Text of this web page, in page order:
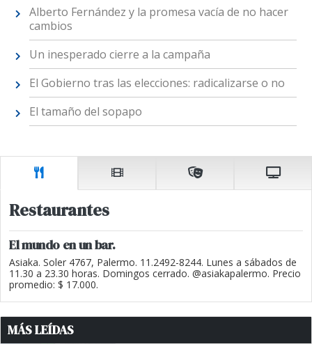
Alberto Fernández y la promesa vacía de no hacer
cambios
Un inesperado cierre a la campaña
El Gobierno tras las elecciones: radicalizarse o no
El tamaño del sopapo
Restaurantes
El mundo en un bar.
Asiaka. Soler 4767, Palermo. 11.2492-8244. Lunes a sábados de
11.30 a 23.30 horas. Domingos cerrado. @asiakapalermo. Precio
promedio: $ 17.000.
MÁS LEÍDAS